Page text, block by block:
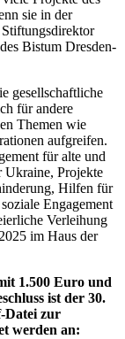
sie in der
Bistum Dresden-
gesellschaftliche
für andere
Themen wie
aufgreifen.
für alte und
Ukraine, Projekte
Hilfen für
Engagement
Verleihung
im Haus der
1.500 Euro und
ist der 30.
Datei zur
werden an: